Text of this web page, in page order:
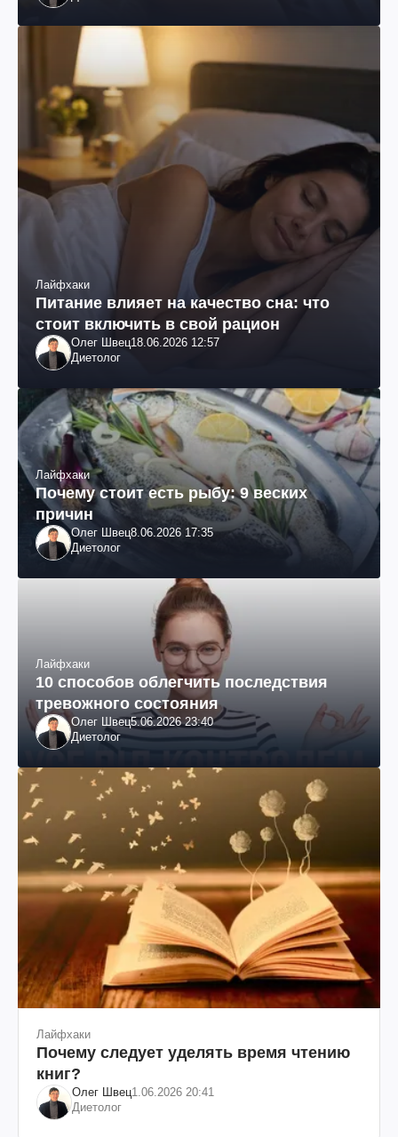
Лайфхаки
Питание влияет на качество сна: что
стоит включить в свой рацион
Олег Швец18.06.2026 12:57
Диетолог
Лайфхаки
Почему стоит есть рыбу: 9 веских
причин
Олег Швец8.06.2026 17:35
Диетолог
Лайфхаки
10 способов облегчить последствия
тревожного состояния
Олег Швец5.06.2026 23:40
Диетолог
Лайфхаки
Почему следует уделять время чтению
книг?
Олег Швец1.06.2026 20:41
Диетолог